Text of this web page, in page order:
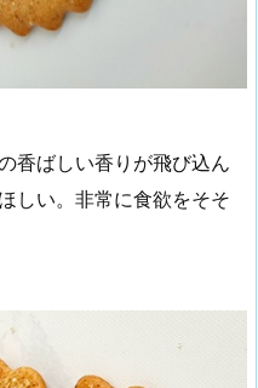
香ばしい香りが飛び込ん
しい。非常に食欲をそそ